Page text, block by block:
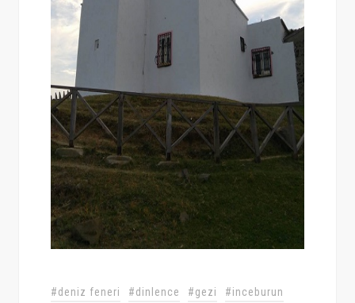
#deniz feneri #dinlence #gezi
#inceburun